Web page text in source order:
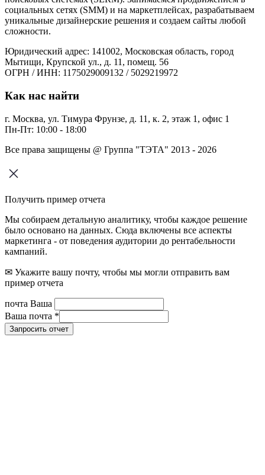
социальных сетях (SMM) и на маркетплейсах, разрабатываем
уникальные дизайнерские решения и создаем сайты любой
сложности.
Юридический адрес: 141002, Московская область, город
Мытищи, Крупской ул., д. 11, помещ. 56
ОГРН / ИНН: 1175029009132 / 5029219972
Как нас найти
г. Москва, ул. Тимура Фрунзе, д. 11, к. 2, этаж 1, офис 1
Пн-Пт: 10:00 - 18:00
Все права защищены @ Группа "ТЭТА" 2013 - 2026
Получить пример отчета
Мы собираем детальную аналитику, чтобы каждое решение
было основано на данных. Сюда включены все аспекты
маркетинга - от поведения аудитории до рентабельности
кампаний.
✉ Укажите вашу почту, чтобы мы могли отправить вам
пример отчета
почта Ваша
Ваша почта *
Запросить отчет